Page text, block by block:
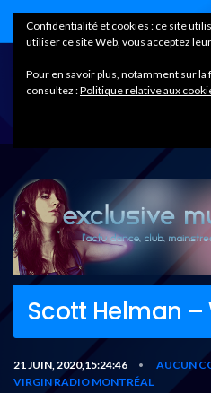
Home
Scott Helman –
21 JUIN, 2020,15:24:46 • AUCUN
VIRGIN RADIO MONTRÉAL
Confidentialité et cookies : ce site
utiliser ce site Web, vous acceptez
Pour en savoir plus, notamment sur
consultez :Politique relative aux